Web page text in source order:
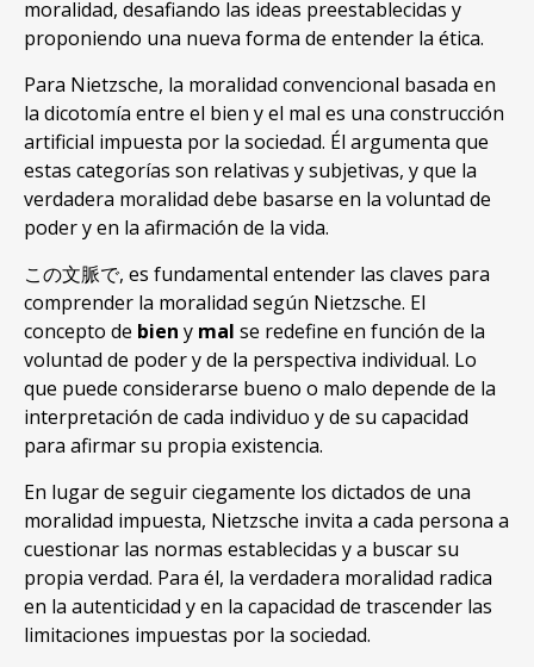
moralidad, desafiando las ideas preestablecidas y
proponiendo una nueva forma de entender la ética.
Para Nietzsche, la moralidad convencional basada en
la dicotomía entre el bien y el mal es una construcción
artificial impuesta por la sociedad. Él argumenta que
estas categorías son relativas y subjetivas, y que la
verdadera moralidad debe basarse en la voluntad de
poder y en la afirmación de la vida.
この文脈で, es fundamental entender las claves para
comprender la moralidad según Nietzsche. El
concepto de bien y mal se redefine en función de la
voluntad de poder y de la perspectiva individual. Lo
que puede considerarse bueno o malo depende de la
interpretación de cada individuo y de su capacidad
para afirmar su propia existencia.
En lugar de seguir ciegamente los dictados de una
moralidad impuesta, Nietzsche invita a cada persona a
cuestionar las normas establecidas y a buscar su
propia verdad. Para él, la verdadera moralidad radica
en la autenticidad y en la capacidad de trascender las
limitaciones impuestas por la sociedad.